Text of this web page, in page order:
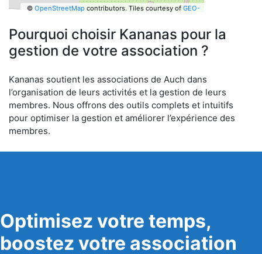
© OpenStreetMapcontributors. Tiles courtesy of GEO-
Pourquoi choisir Kananas pour la
gestion de votre association ?
Kananas soutient les associations de Auch dans
l’organisation de leurs activités et la gestion de leurs
membres. Nous offrons des outils complets et intuitifs
pour optimiser la gestion et améliorer l’expérience des
membres.
Optimisez votre temps,
boostez votre association